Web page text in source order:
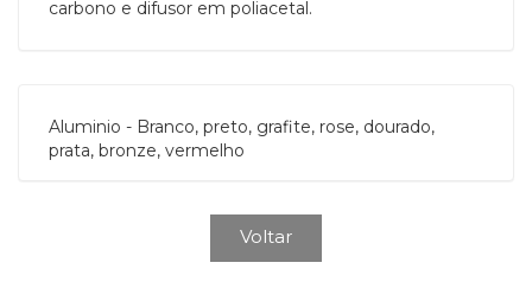
carbono e difusor em poliacetal.
Aluminio - Branco, preto, grafite, rose, dourado,
prata, bronze, vermelho
Voltar